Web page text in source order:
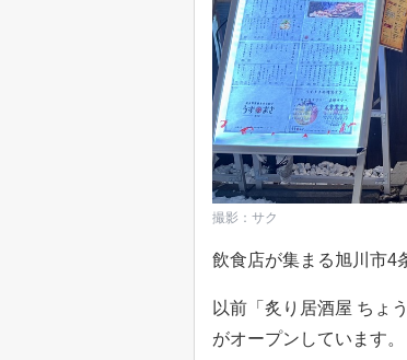
撮影：サク
飲食店が集まる旭川市4
以前「炙り居酒屋 ちょ
がオープンしています。